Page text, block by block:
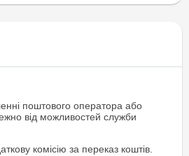
поштового оператора або
від можливостей служби
комісію за переказ коштів.